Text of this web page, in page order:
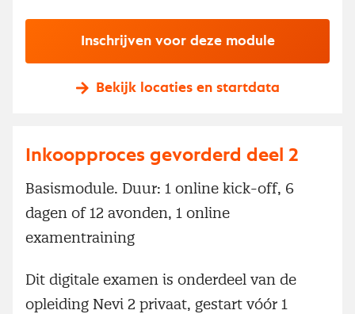
Inschrijven voor deze module
Bekijk locaties en startdata
Inkoopproces gevorderd deel 2
Basismodule. Duur: 1 online kick-off, 6
dagen of 12 avonden, 1 online
examentraining
Dit digitale examen is onderdeel van de
opleiding Nevi 2 privaat, gestart vóór 1